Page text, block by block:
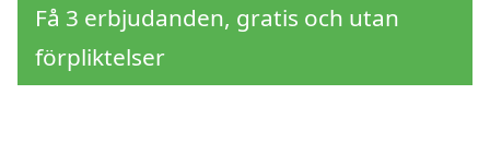
Få 3 erbjudanden, gratis och utan
förpliktelser